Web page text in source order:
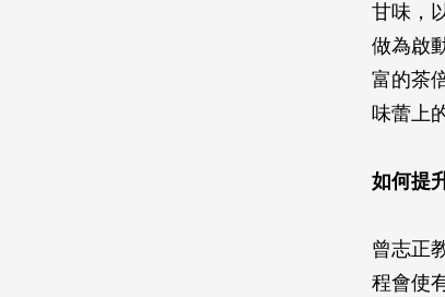
甘味，
做為啟
富的茶
味蕾上
如何提
曾志正
程會使